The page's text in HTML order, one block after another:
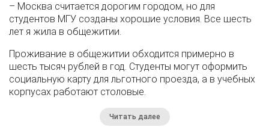
– Москва считается дорогим городом, но для
студентов МГУ созданы хорошие условия. Все шесть
лет я жила в общежитии.
Проживание в общежитии обходится примерно в
шесть тысяч рублей в год. Студенты могут оформить
социальную карту для льготного проезда, а в учебных
корпусах работают столовые.
Читать далее